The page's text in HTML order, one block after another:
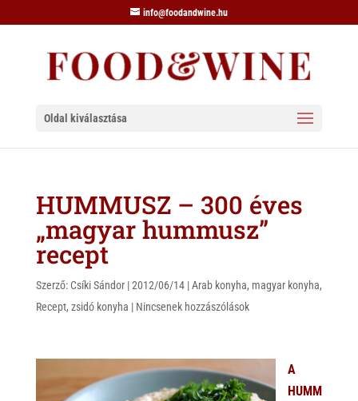
info@foodandwine.hu
Oldal kiválasztása
HUMMUSZ – 300 éves
„magyar hummusz”
recept
Szerző: Csíki Sándor|2012/06/14|Arab konyha, magyar konyha,
Recept, zsidó konyha | Nincsenek hozzászólások
A
HUMM